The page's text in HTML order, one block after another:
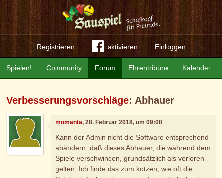
Registrieren aktivieren Einloggen
Community Forum Ehrentribüne Kalender
Spielen!
Verbesserungsvorschläge: Abhauer
momanta, 28. Februar 2018, um 09:00
Kann der Admin nicht die Software entsprechend
abändern, daß dieses Abhauer, die während dem
Spiele verschwinden, grundsätzlich als verloren
gelten. Ich finde das zum kotzen, wie oft die